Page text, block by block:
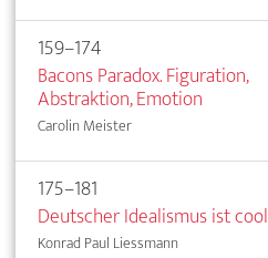
159–174
Bacons Paradox. Figuration,
Abstraktion, Emotion
Carolin Meister
175–181
Deutscher Idealismus ist cool
Konrad Paul Liessmann